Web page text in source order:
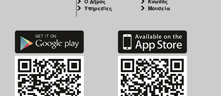
Υπηρεσίες
Μουσεία